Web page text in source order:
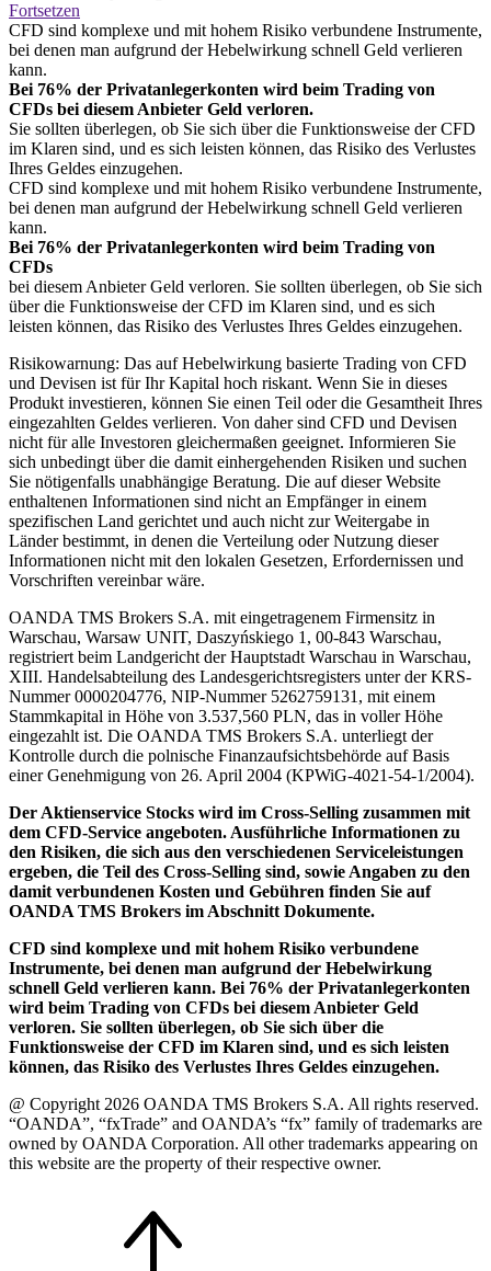
Fortsetzen
CFD sind komplexe und mit hohem Risiko verbundene Instrumente,
bei denen man aufgrund der Hebelwirkung schnell Geld verlieren
kann.
Bei 76% der Privatanlegerkonten wird beim Trading von
CFDs bei diesem Anbieter Geld verloren.
Sie sollten überlegen, ob Sie sich über die Funktionsweise der CFD
im Klaren sind, und es sich leisten können, das Risiko des Verlustes
Ihres Geldes einzugehen.
CFD sind komplexe und mit hohem Risiko verbundene Instrumente,
bei denen man aufgrund der Hebelwirkung schnell Geld verlieren
kann.
Bei 76% der Privatanlegerkonten wird beim Trading von
CFDs
bei diesem Anbieter Geld verloren. Sie sollten überlegen, ob Sie sich
über die Funktionsweise der CFD im Klaren sind, und es sich
leisten können, das Risiko des Verlustes Ihres Geldes einzugehen.
Risikowarnung: Das auf Hebelwirkung basierte Trading von CFD
und Devisen ist für Ihr Kapital hoch riskant. Wenn Sie in dieses
Produkt investieren, können Sie einen Teil oder die Gesamtheit Ihres
eingezahlten Geldes verlieren. Von daher sind CFD und Devisen
nicht für alle Investoren gleichermaßen geeignet. Informieren Sie
sich unbedingt über die damit einhergehenden Risiken und suchen
Sie nötigenfalls unabhängige Beratung. Die auf dieser Website
enthaltenen Informationen sind nicht an Empfänger in einem
spezifischen Land gerichtet und auch nicht zur Weitergabe in
Länder bestimmt, in denen die Verteilung oder Nutzung dieser
Informationen nicht mit den lokalen Gesetzen, Erfordernissen und
Vorschriften vereinbar wäre.
OANDA TMS Brokers S.A. mit eingetragenem Firmensitz in
Warschau, Warsaw UNIT, Daszyńskiego 1, 00-843 Warschau,
registriert beim Landgericht der Hauptstadt Warschau in Warschau,
XIII. Handelsabteilung des Landesgerichtsregisters unter der KRS-
Nummer 0000204776, NIP-Nummer 5262759131, mit einem
Stammkapital in Höhe von 3.537,560 PLN, das in voller Höhe
eingezahlt ist. Die OANDA TMS Brokers S.A. unterliegt der
Kontrolle durch die polnische Finanzaufsichtsbehörde auf Basis
einer Genehmigung von 26. April 2004 (KPWiG-4021-54-1/2004).
Der Aktienservice Stocks wird im Cross-Selling zusammen mit
dem CFD-Service angeboten. Ausführliche Informationen zu
den Risiken, die sich aus den verschiedenen Serviceleistungen
ergeben, die Teil des Cross-Selling sind, sowie Angaben zu den
damit verbundenen Kosten und Gebühren finden Sie auf
OANDA TMS Brokers im Abschnitt Dokumente.
CFD sind komplexe und mit hohem Risiko verbundene
Instrumente, bei denen man aufgrund der Hebelwirkung
schnell Geld verlieren kann. Bei 76% der Privatanlegerkonten
wird beim Trading von CFDs bei diesem Anbieter Geld
verloren. Sie sollten überlegen, ob Sie sich über die
Funktionsweise der CFD im Klaren sind, und es sich leisten
können, das Risiko des Verlustes Ihres Geldes einzugehen.
@ Copyright 2026 OANDA TMS Brokers S.A. All rights reserved.
“OANDA”, “fxTrade” and OANDA’s “fx” family of trademarks are
owned by OANDA Corporation. All other trademarks appearing on
this website are the property of their respective owner.